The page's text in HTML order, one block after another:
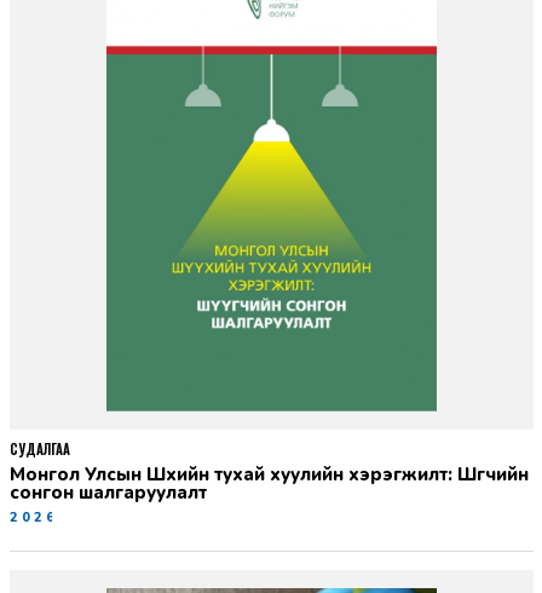
Монгол Улсын Шүүхийн тухай хуулийн хэрэгжилт: Шүүгчийн
сонгон шалгаруулалт
2026-06-19
СУДАЛГАА